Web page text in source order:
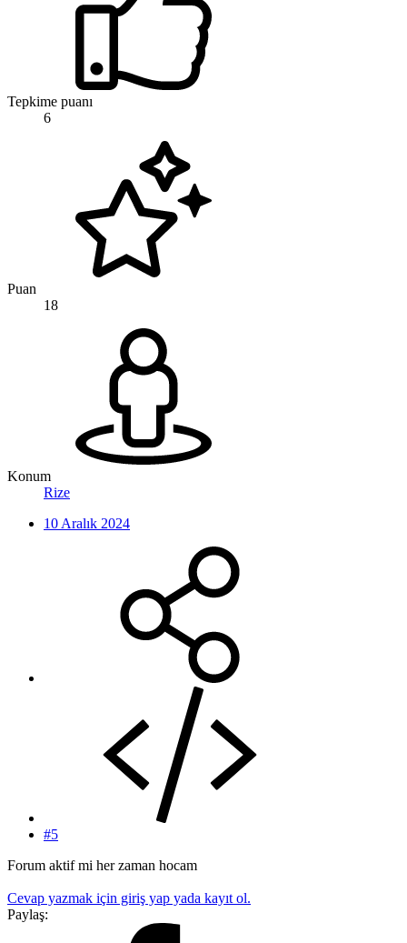
Tepkime puanı
6
Puan
18
Konum
Rize
10 Aralık 2024
#5
Forum aktif mi her zaman hocam
Cevap yazmak için giriş yap yada kayıt ol.
Paylaş: